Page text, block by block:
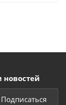
новостей
Подписаться